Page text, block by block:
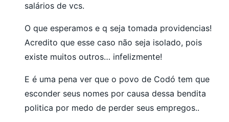
salários de vcs.
O que esperamos e q seja tomada providencias!
Acredito que esse caso não seja isolado, pois
existe muitos outros… infelizmente!
E é uma pena ver que o povo de Codó tem que
esconder seus nomes por causa dessa bendita
politica por medo de perder seus empregos..